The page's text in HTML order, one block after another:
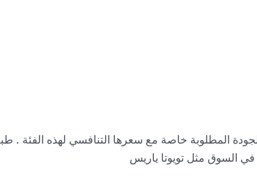
من عشاق مازدا في مصر . السيارة مازدا 2 توفر الجودة المطلوبة خاصة مع سعرها التنافسي لهذه الفئة .